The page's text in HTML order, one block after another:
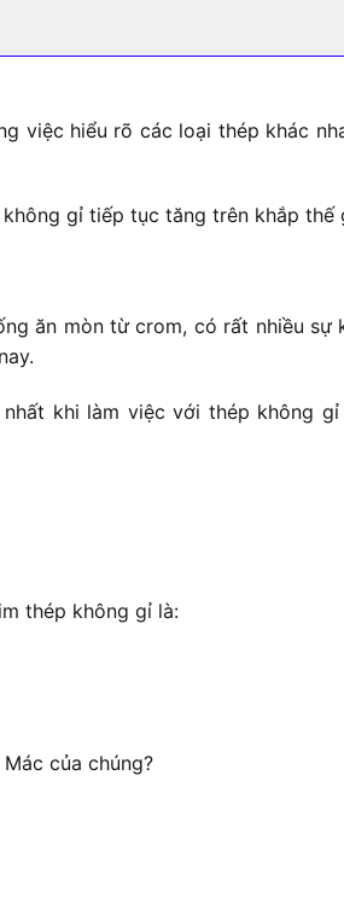
việc hiểu rõ các loại thép khác
gỉ tiếp tục tăng trên khắp thế
ăn mòn từ crom, có rất nhiều
khi làm việc với thép không
thép không gỉ là:
của chúng?